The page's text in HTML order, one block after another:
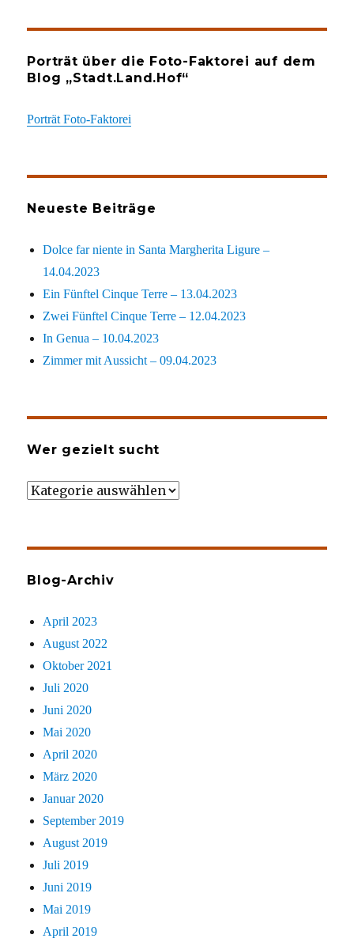
Porträt über die Foto-Faktorei auf dem
Blog „Stadt.Land.Hof“
Porträt Foto-Faktorei
Neueste Beiträge
Dolce far niente in Santa Margherita Ligure –
14.04.2023
Ein Fünftel Cinque Terre – 13.04.2023
Zwei Fünftel Cinque Terre – 12.04.2023
In Genua – 10.04.2023
Zimmer mit Aussicht – 09.04.2023
Wer gezielt sucht
Wer
Blog-Archiv
April 2023
August 2022
Oktober 2021
Juli 2020
Juni 2020
Mai 2020
April 2020
März 2020
Januar 2020
September 2019
August 2019
Juli 2019
Juni 2019
Mai 2019
April 2019